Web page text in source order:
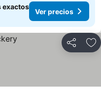
exactos
Ver precios
Compartir